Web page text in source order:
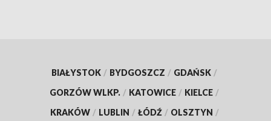
BIAŁYSTOK / BYDGOSZCZ / GDAŃSK /
GORZÓW WLKP. / KATOWICE / KIELCE /
KRAKÓW / LUBLIN / ŁÓDŹ / OLSZTYN /